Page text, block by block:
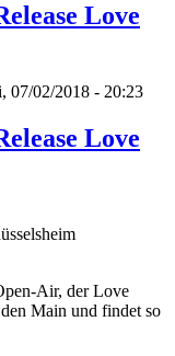
Love
07/02/2018 - 20:23
Love
Air, der Love
Main und findet so